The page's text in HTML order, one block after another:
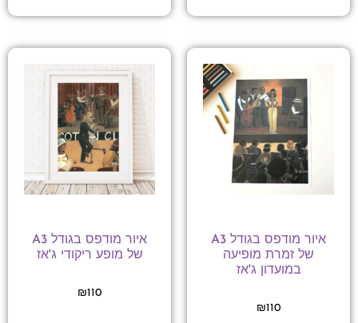
איור מודפס בגודל A3
של זמרת מופיעה
במועדון ג'אז
₪110
איור מודפס בגודל A3
של מופע ריקודי ג'אז
₪110